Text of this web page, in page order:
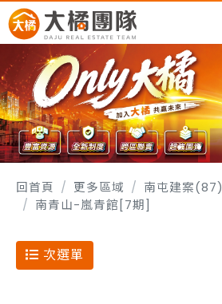
回首頁 更多區域
南屯建案(87)
南青山-嵐青館[7期]
次選單